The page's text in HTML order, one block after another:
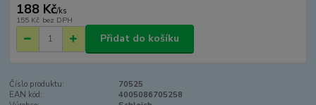
188 Kč/ks
155 Kč bez DPH
Přidat do košíku
Číslo produktu:
70525
EAN kód:
4005086705258